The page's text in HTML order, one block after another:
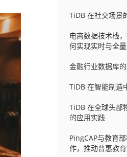
TiDB 在社交场景
电商数据技术栈
何实现实时与全量
金融行业数据库
TiDB 在智能制造
TiDB 在全球头部
的应用实践
PingCAP与教育
作，推动普惠教